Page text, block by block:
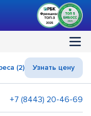
(2) Узнать цену
+7 (8443) 20-46-69